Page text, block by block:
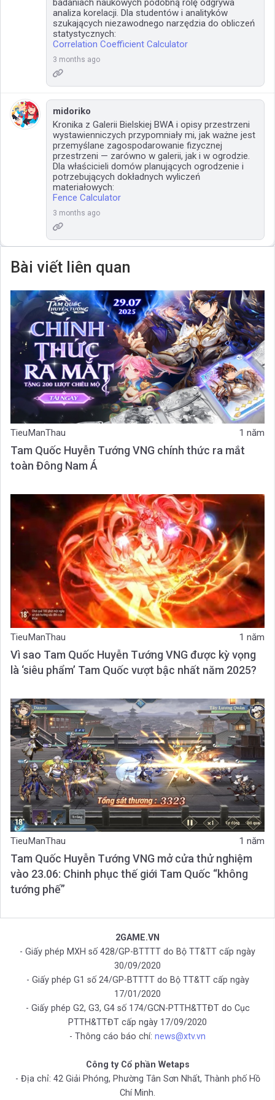
badaniach naukowych podobną rolę odgrywa
analiza korelacji. Dla studentów i analityków
szukających niezawodnego narzędzia do obliczeń
statystycznych:
Correlation Coefficient Calculator
3 months ago
midoriko
Kronika z Galerii Bielskiej BWA i opisy przestrzeni
wystawienniczych przypomniały mi, jak ważne jest
przemyślane zagospodarowanie fizycznej
przestrzeni — zarówno w galerii, jak i w ogrodzie.
Dla właścicieli domów planujących ogrodzenie i
potrzebujących dokładnych wyliczeń
materiałowych:
Fence Calculator
3 months ago
Bài viết liên quan
TieuManThau 1 năm
Tam Quốc Huyễn Tướng VNG chính thức ra mắt
toàn Đông Nam Á
TieuManThau 1 năm
Vì sao Tam Quốc Huyễn Tướng VNG được kỳ vọng
là ‘siêu phẩm’ Tam Quốc vượt bậc nhất năm 2025?
TieuManThau 1 năm
Tam Quốc Huyễn Tướng VNG mở cửa thử nghiệm
vào 23.06: Chinh phục thế giới Tam Quốc “không
tướng phế”
2GAME.VN
- Giấy phép MXH số 428/GP-BTTTT do Bộ TT&TT cấp ngày
30/09/2020
- Giấy phép G1 số 24/GP-BTTTT do Bộ TT&TT cấp ngày
17/01/2020
- Giấy phép G2, G3, G4 số 174/GCN-PTTH&TTĐT do Cục
PTTH&TTĐT cấp ngày 17/09/2020
- Thông cáo báo chí: news@xtv.vn
Công ty Cổ phần Wetaps
- Địa chỉ: 42 Giải Phóng, Phường Tân Sơn Nhất, Thành phố Hồ
Chí Minh.